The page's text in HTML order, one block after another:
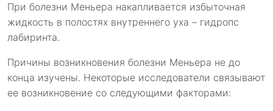
При болезни Меньера накапливается избыточная
жидкость в полостях внутреннего уха – гидропс
лабиринта.
Причины возникновения болезни Меньера не до
конца изучены. Некоторые исследователи связывают
ее возникновение со следующими факторами: